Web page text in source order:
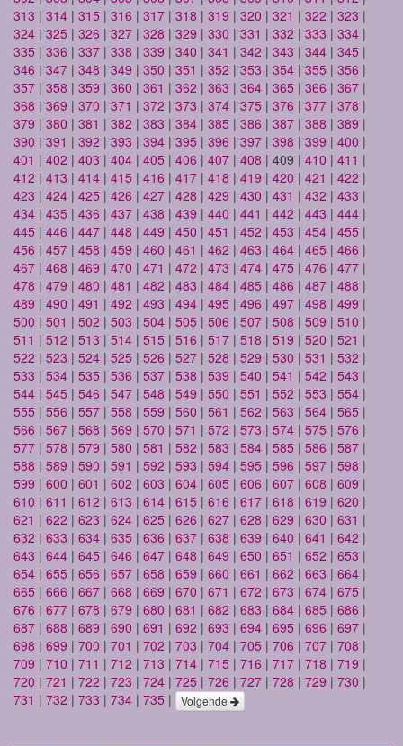
313 | 314 | 315 | 316 | 317 | 318 | 319 | 320 | 321 | 322 | 323 |
324 | 325 | 326 | 327 | 328 | 329 | 330 | 331 | 332 | 333 | 334 |
335 | 336 | 337 | 338 | 339 | 340 | 341 | 342 | 343 | 344 | 345 |
346 | 347 | 348 | 349 | 350 | 351 | 352 | 353 | 354 | 355 | 356 |
357 | 358 | 359 | 360 | 361 | 362 | 363 | 364 | 365 | 366 | 367 |
368 | 369 | 370 | 371 | 372 | 373 | 374 | 375 | 376 | 377 | 378 |
379 | 380 | 381 | 382 | 383 | 384 | 385 | 386 | 387 | 388 | 389 |
390 | 391 | 392 | 393 | 394 | 395 | 396 | 397 | 398 | 399 | 400 |
401 | 402 | 403 | 404 | 405 | 406 | 407 | 408 | 409 | 410 | 411 |
412 | 413 | 414 | 415 | 416 | 417 | 418 | 419 | 420 | 421 | 422 |
423 | 424 | 425 | 426 | 427 | 428 | 429 | 430 | 431 | 432 | 433 |
434 | 435 | 436 | 437 | 438 | 439 | 440 | 441 | 442 | 443 | 444 |
445 | 446 | 447 | 448 | 449 | 450 | 451 | 452 | 453 | 454 | 455 |
456 | 457 | 458 | 459 | 460 | 461 | 462 | 463 | 464 | 465 | 466 |
467 | 468 | 469 | 470 | 471 | 472 | 473 | 474 | 475 | 476 | 477 |
478 | 479 | 480 | 481 | 482 | 483 | 484 | 485 | 486 | 487 | 488 |
489 | 490 | 491 | 492 | 493 | 494 | 495 | 496 | 497 | 498 | 499 |
500 | 501 | 502 | 503 | 504 | 505 | 506 | 507 | 508 | 509 | 510 |
511 | 512 | 513 | 514 | 515 | 516 | 517 | 518 | 519 | 520 | 521 |
522 | 523 | 524 | 525 | 526 | 527 | 528 | 529 | 530 | 531 | 532 |
533 | 534 | 535 | 536 | 537 | 538 | 539 | 540 | 541 | 542 | 543 |
544 | 545 | 546 | 547 | 548 | 549 | 550 | 551 | 552 | 553 | 554 |
555 | 556 | 557 | 558 | 559 | 560 | 561 | 562 | 563 | 564 | 565 |
566 | 567 | 568 | 569 | 570 | 571 | 572 | 573 | 574 | 575 | 576 |
577 | 578 | 579 | 580 | 581 | 582 | 583 | 584 | 585 | 586 | 587 |
588 | 589 | 590 | 591 | 592 | 593 | 594 | 595 | 596 | 597 | 598 |
599 | 600 | 601 | 602 | 603 | 604 | 605 | 606 | 607 | 608 | 609 |
610 | 611 | 612 | 613 | 614 | 615 | 616 | 617 | 618 | 619 | 620 |
621 | 622 | 623 | 624 | 625 | 626 | 627 | 628 | 629 | 630 | 631 |
632 | 633 | 634 | 635 | 636 | 637 | 638 | 639 | 640 | 641 | 642 |
643 | 644 | 645 | 646 | 647 | 648 | 649 | 650 | 651 | 652 | 653 |
654 | 655 | 656 | 657 | 658 | 659 | 660 | 661 | 662 | 663 | 664 |
665 | 666 | 667 | 668 | 669 | 670 | 671 | 672 | 673 | 674 | 675 |
676 | 677 | 678 | 679 | 680 | 681 | 682 | 683 | 684 | 685 | 686 |
687 | 688 | 689 | 690 | 691 | 692 | 693 | 694 | 695 | 696 | 697 |
698 | 699 | 700 | 701 | 702 | 703 | 704 | 705 | 706 | 707 | 708 |
709 | 710 | 711 | 712 | 713 | 714 | 715 | 716 | 717 | 718 | 719 |
720 | 721 | 722 | 723 | 724 | 725 | 726 | 727 | 728 | 729 | 730 |
731 | 732 | 733 | 734 | 735 | Volgende